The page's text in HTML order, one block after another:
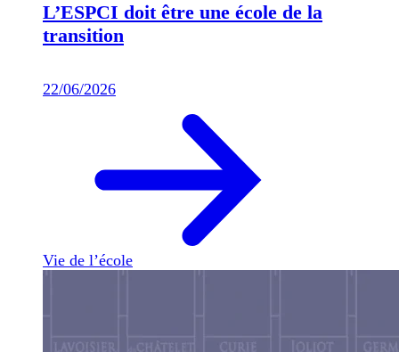
L’ESPCI doit être une école de la
transition
22/06/2026
Vie de l’école